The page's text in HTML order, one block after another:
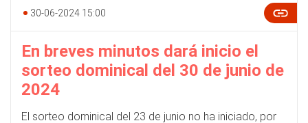
30-06-2024 15:00
En breves minutos dará inicio el
sorteo dominical del 30 de junio de
2024
El sorteo dominical del 23 de junio no ha iniciado, por